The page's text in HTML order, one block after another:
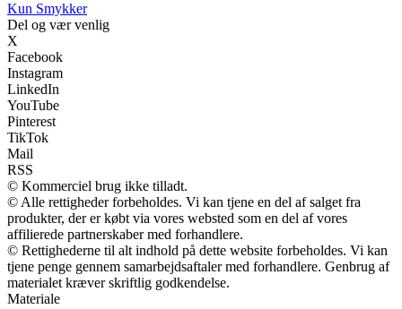
Kun Smykker
Del og vær venlig
X
Facebook
Instagram
LinkedIn
YouTube
Pinterest
TikTok
Mail
RSS
© Kommerciel brug ikke tilladt.
© Alle rettigheder forbeholdes. Vi kan tjene en del af salget fra
produkter, der er købt via vores websted som en del af vores
affilierede partnerskaber med forhandlere.
© Rettighederne til alt indhold på dette website forbeholdes. Vi kan
tjene penge gennem samarbejdsaftaler med forhandlere. Genbrug af
materialet kræver skriftlig godkendelse.
Materiale